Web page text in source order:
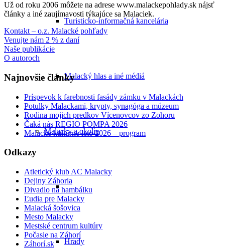
Turisticko-informačná kancelária
Malacký hlas a iné médiá
Malacky a okolie
Hrady
Už od roku 2006 môžete na adrese www.malackepohlady.sk nájsť
články a iné zaujímavosti týkajúce sa Malaciek.
Kontakt – o.z. Malacké pohľady
Venujte nám 2 % z daní
Naše publikácie
O autoroch
Najnovšie články
Príspevok k farebnosti fasády zámku v Malackách
Potulky Malackami, krypty, synagóga a múzeum
Rodina mojich predkov Vícenovcov zo Zohoru
Čaká nás REGIO POMPA 2026
Malacké kultúrne leto 2026 – program
Odkazy
Atletický klub AC Malacky
Dejiny Záhoria
Divadlo na hambálku
Ľudia pre Malacky
Malacká šošovica
Mesto Malacky
Mestské centrum kultúry
Počasie na Záhorí
Záhorí.sk